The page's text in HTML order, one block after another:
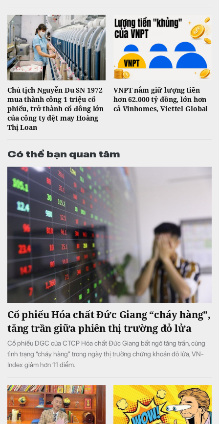
Chủ tịch Nguyễn Du SN 1972
mua thành công 1 triệu cổ
phiếu, trở thành cổ đông lớn
của công ty dệt may Hoàng
Thị Loan
VNPT nắm giữ lượng tiền
hơn 62.000 tỷ đồng, lớn hơn
cả Vinhomes, Viettel Global
Có thể bạn quan tâm
Cổ phiếu Hóa chất Đức Giang “cháy hàng”,
tăng trần giữa phiên thị trường đỏ lửa
Cổ phiếu DGC của CTCP Hóa chất Đức Giang bất ngờ tăng trần, cùng
tình trạng “cháy hàng” trong ngày thị trường chứng khoán đỏ lửa, VN-
Index giảm hơn 11 điểm.